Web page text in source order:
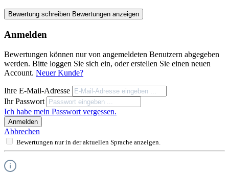
Bewertung schreiben Bewertungen anzeigen
Anmelden
Bewertungen können nur von angemeldeten Benutzern abgegeben
werden. Bitte loggen Sie sich ein, oder erstellen Sie einen neuen
Account. Neuer Kunde?
Ihre E-Mail-Adresse
Ihr Passwort
Ich habe mein Passwort vergessen.
Anmelden
Abbrechen
Bewertungen nur in der aktuellen Sprache anzeigen.